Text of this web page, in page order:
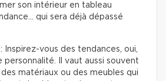
son intérieur en tableau
qui sera déjà dépassé
Inspirez-vous des tendances, oui,
personnalité. Il vaut aussi souvent
matériaux ou des meubles qui